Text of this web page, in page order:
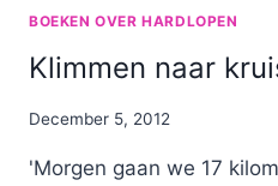
BOEKEN OVER HARDLOPEN
Klimmen naar
By
December 5, 2012
'Morgen gaan we 17